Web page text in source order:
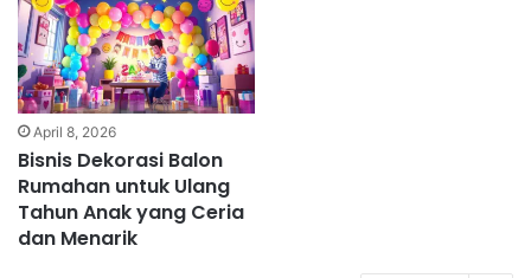
April 8, 2026
Bisnis Dekorasi Balon
Rumahan untuk Ulang
Tahun Anak yang Ceria
dan Menarik